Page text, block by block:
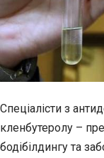
Спеціалісти з
кленбутеролу –
бодібілдингу та